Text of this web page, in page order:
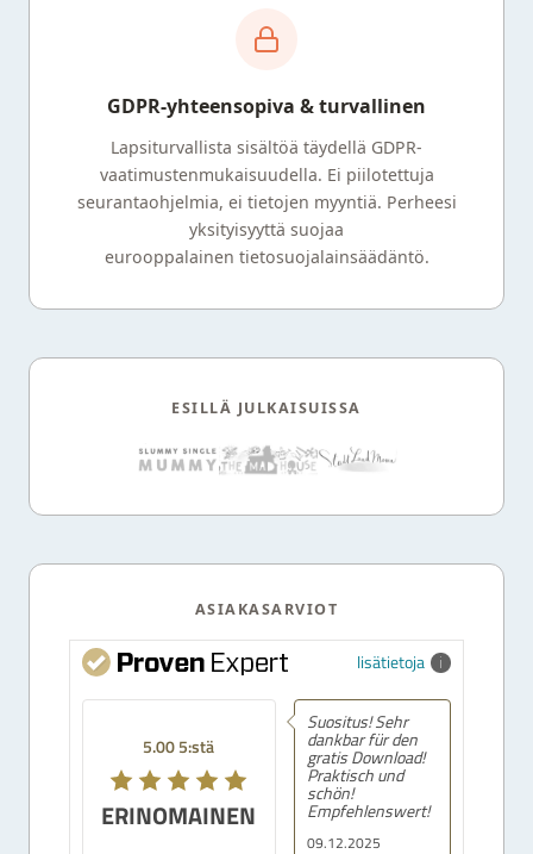
GDPR-yhteensopiva & turvallinen
Lapsiturvallista sisältöä täydellä GDPR-
vaatimustenmukaisuudella. Ei piilotettuja
seurantaohjelmia, ei tietojen myyntiä. Perheesi
yksityisyyttä suojaa
eurooppalainen tietosuojalainsäädäntö.
ESILLÄ JULKAISUISSA
ASIAKASARVIOT
lisätietoja
5.00 5:stä
ERINOMAINEN
09.12.2025
Suositus! Sehr
dankbar für den
gratis Download!
Praktisch und
schön!
Empfehlenswert!